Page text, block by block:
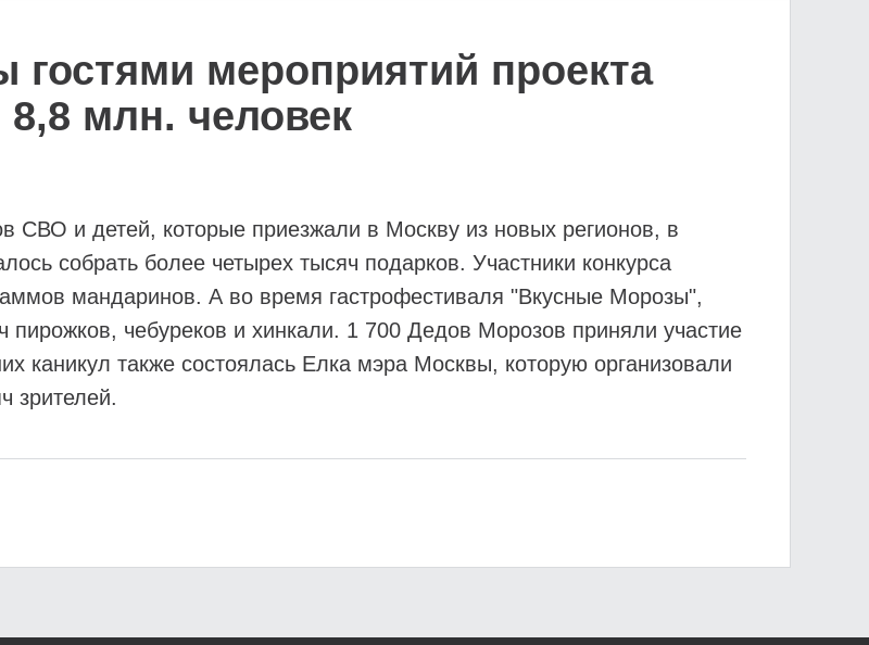
гостями мероприятий проекта
млн. человек
СВО и детей, которые приезжали в Москву из новых регионов, в
собрать более четырех тысяч подарков. Участники конкурса
мандаринов. А во время гастрофестиваля "Вкусные Морозы",
пирожков, чебуреков и хинкали. 1 700 Дедов Морозов приняли участие
каникул также состоялась Елка мэра Москвы, которую организовали
зрителей.